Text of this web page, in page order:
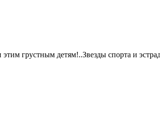
грустным детям!..Звезды спорта и